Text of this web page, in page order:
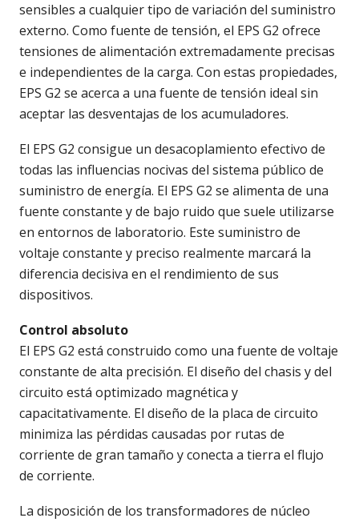
sensibles a cualquier tipo de variación del suministro
externo. Como fuente de tensión, el EPS G2 ofrece
tensiones de alimentación extremadamente precisas
e independientes de la carga. Con estas propiedades,
EPS G2 se acerca a una fuente de tensión ideal sin
aceptar las desventajas de los acumuladores.
El EPS G2 consigue un desacoplamiento efectivo de
todas las influencias nocivas del sistema público de
suministro de energía. El EPS G2 se alimenta de una
fuente constante y de bajo ruido que suele utilizarse
en entornos de laboratorio. Este suministro de
voltaje constante y preciso realmente marcará la
diferencia decisiva en el rendimiento de sus
dispositivos.
Control absoluto
El EPS G2 está construido como una fuente de voltaje
constante de alta precisión. El diseño del chasis y del
circuito está optimizado magnética y
capacitativamente. El diseño de la placa de circuito
minimiza las pérdidas causadas por rutas de
corriente de gran tamaño y conecta a tierra el flujo
de corriente.
La disposición de los transformadores de núcleo